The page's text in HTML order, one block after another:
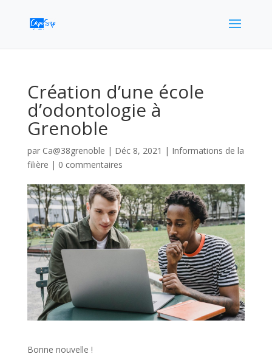
Création d’une école
d’odontologie à
Grenoble
par Ca@38grenoble | Déc 8, 2021 | Informations de la
filière | 0 commentaires
Bonne nouvelle !